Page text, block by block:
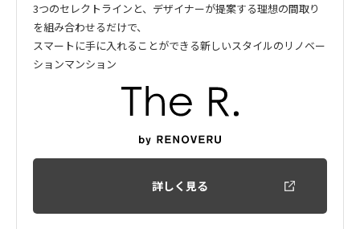
3つのセレクトラインと、デザイナーが提案する理想の間取り
を組み合わせるだけで、
スマートに手に入れることができる新しいスタイルのリノベー
ションマンション
詳しく見る